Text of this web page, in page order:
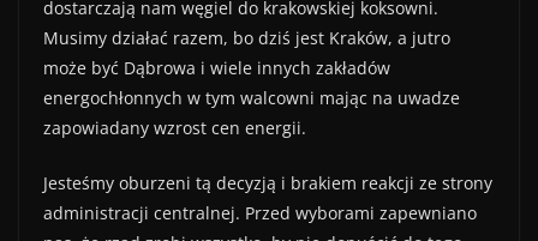
dostarczają nam węgiel do krakowskiej koksowni.
Musimy działać razem, bo dziś jest Kraków, a jutro
może być Dąbrowa i wiele innych zakładów
energochłonnych w tym walcowni mając na uwadze
zapowiadany wzrost cen energii.
Jesteśmy oburzeni tą decyzją i brakiem reakcji ze strony
administracji centralnej. Przed wyborami zapewniano